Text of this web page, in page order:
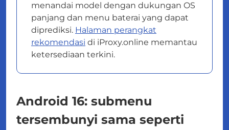
menandai model dengan dukungan OS
panjang dan menu baterai yang dapat
diprediksi. Halaman perangkat
rekomendasi di iProxy.online memantau
ketersediaan terkini.
Android 16: submenu
tersembunyi sama seperti